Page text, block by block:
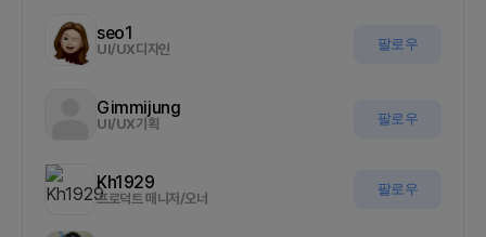
seo1
UI/UX디자인 팔로우
Gimmijung
UI/UX기획 팔로우
Kh1929
프로덕트 매니저/오너
팔로우